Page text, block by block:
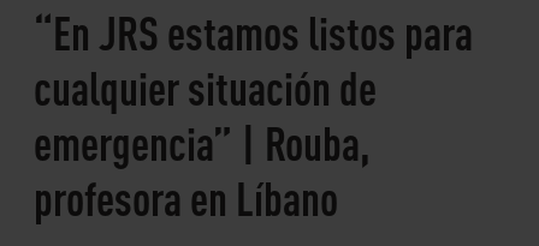
“En JRS estamos listos para
cualquier situación de
emergencia” | Rouba,
profesora en Líbano